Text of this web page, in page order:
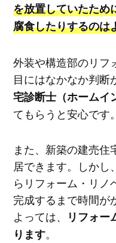
を放置していたため
腐食したりするのは
外装や構造部のリフ
目にはなかなか判断
宅診断士（ホームイ
てもらうと安心です。
また、新築の建売住
居できます。しかし
らリフォーム・リノ
完成するまで時間が
よっては、
リフォー
ります。